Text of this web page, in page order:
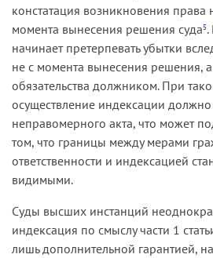
констатация возникновения
момента вынесения решения суда5
начинает претерпевать убытки
не с момента вынесения решения,
обязательства должником. При
осуществление индексации должно
неправомерного акта, что может
том, что границы между мерами
ответственности и индексацией
видимыми.
Суды высших инстанций
индексация по смыслу части 1
лишь дополнительной гарантией,